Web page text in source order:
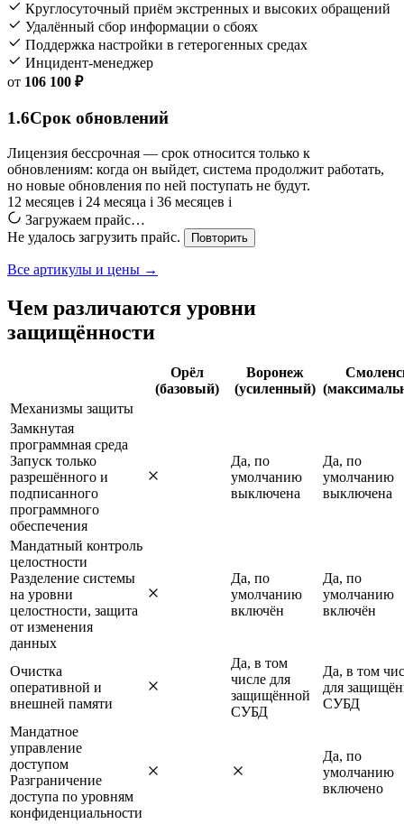
Круглосуточный приём экстренных и высоких обращений
Удалённый сбор информации о сбоях
Поддержка настройки в гетерогенных средах
Инцидент-менеджер
от 106 100 ₽
1.6Срок обновлений
Лицензия бессрочная — срок относится только к
обновлениям: когда он выйдет, система продолжит работать,
но новые обновления по ней поступать не будут.
12 месяцев i 24 месяца i 36 месяцев i
Загружаем прайс…
Не удалось загрузить прайс.
Повторить
Все артикулы и цены →
Чем различаются уровни
защищённости
Орёл
(базовый)
Воронеж
(усиленный)
Механизмы защиты
Замкнутая
программная среда
Запуск только
разрешённого и
подписанного
программного
обеспечения
Да, по
умолчанию
выключена
Да, по
умолчанию
выключена
Мандатный контроль
целостности
Разделение системы
на уровни
целостности, защита
от изменения
данных
Да, по
умолчанию
включён
Да, по
умолчанию
включён
Очистка
оперативной и
внешней памяти
Да, в том
числе для
защищённой
СУБД
Да, в том
для
СУБД
Мандатное
управление
доступом
Разграничение
доступа по уровням
конфиденциальности
Да, по
умолчанию
включено